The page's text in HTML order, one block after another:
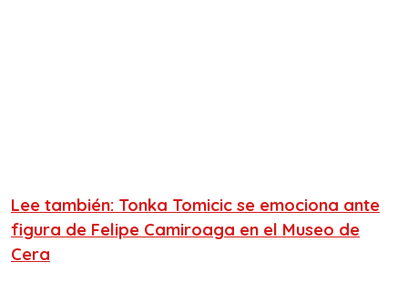
Lee también: Tonka Tomicic se emociona ante
figura de Felipe Camiroaga en el Museo de
Cera